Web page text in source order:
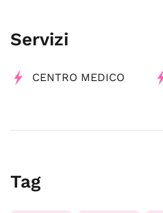
Servizi
CENTRO MEDICO
Tag